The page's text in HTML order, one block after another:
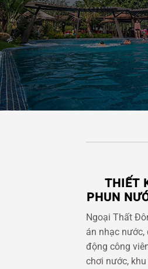
THIẾT
PHUN
Ngoại Thất
án nhạc
động công
chơi nước,